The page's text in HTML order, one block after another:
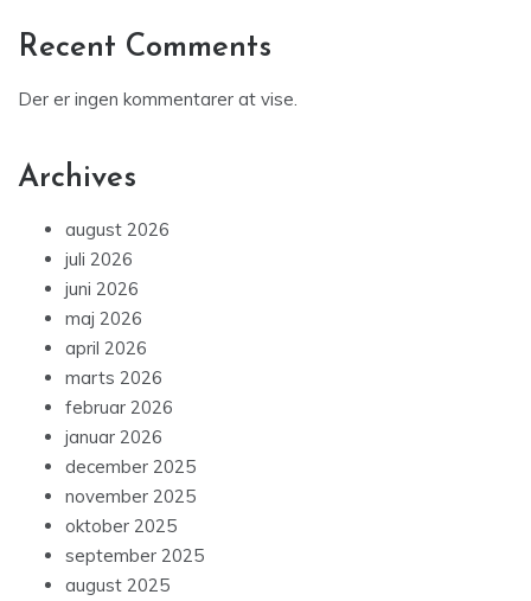
Recent Comments
Der er ingen kommentarer at vise.
Archives
august 2026
juli 2026
juni 2026
maj 2026
april 2026
marts 2026
februar 2026
januar 2026
december 2025
november 2025
oktober 2025
september 2025
august 2025